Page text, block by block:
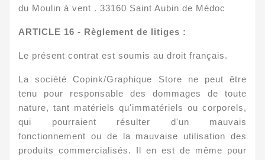
du Moulin à vent . 33160 Saint Aubin de Médoc
ARTICLE 16 - Règlement de litiges :
Le présent contrat est soumis au droit français.
La société Copink/Graphique Store ne peut être
tenu pour responsable des dommages de toute
nature, tant matériels qu'immatériels ou corporels,
qui pourraient résulter d'un mauvais
fonctionnement ou de la mauvaise utilisation des
produits commercialisés. Il en est de même pour